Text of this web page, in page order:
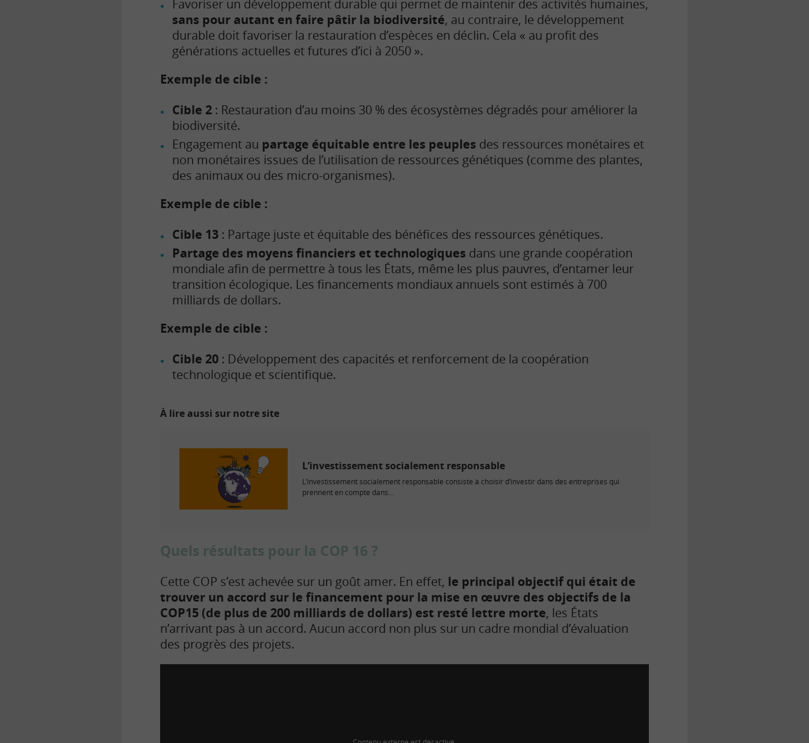
Favoriser un développement durable qui permet de maintenir des activités humaines,
sans pour autant en faire pâtir la biodiversité, au contraire, le développement
durable doit favoriser la restauration d’espèces en déclin. Cela « au profit des
générations actuelles et futures d’ici à 2050 ».
Exemple de cible :
Cible 2 : Restauration d’au moins 30 % des écosystèmes dégradés pour améliorer la
biodiversité.
Engagement au partage équitable entre les peuples des ressources monétaires et
non monétaires issues de l’utilisation de ressources génétiques (comme des plantes,
des animaux ou des micro-organismes).
Exemple de cible :
Cible 13 : Partage juste et équitable des bénéfices des ressources génétiques.
Partage des moyens financiers et technologiques dans une grande coopération
mondiale afin de permettre à tous les États, même les plus pauvres, d’entamer leur
transition écologique. Les financements mondiaux annuels sont estimés à 700
milliards de dollars.
Exemple de cible :
Cible 20 : Développement des capacités et renforcement de la coopération
technologique et scientifique.
À lire aussi sur notre site
L’investissement socialement responsable
L’investissement socialement responsable consiste à choisir d’investir dans des entreprises qui
prennent en compte dans...
Quels résultats pour la COP 16 ?
Cette COP s’est achevée sur un goût amer. En effet, le principal objectif qui était de
trouver un accord sur le financement pour la mise en œuvre des objectifs de la
COP15 (de plus de 200 milliards de dollars) est resté lettre morte, les États
n’arrivant pas à un accord. Aucun accord non plus sur un cadre mondial d’évaluation
des progrès des projets.